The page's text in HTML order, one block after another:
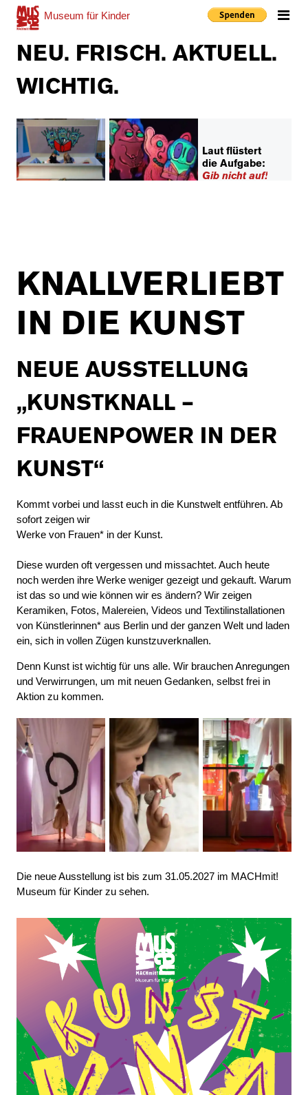
Museum für Kinder
NEU. FRISCH. AKTUELL.
WICHTIG.
Laut flüstert
die Aufgabe:
Gib nicht auf!
KNALLVERLIEBT
IN DIE KUNST
NEUE AUSSTELLUNG
„KUNSTKNALL –
FRAUENPOWER IN DER
KUNST“
Kommt vorbei und lasst euch in die Kunstwelt entführen. Ab
sofort zeigen wir
Werke von Frauen* in der Kunst.
Diese wurden oft vergessen und missachtet. Auch heute
noch werden ihre Werke weniger gezeigt und gekauft. Warum
ist das so und wie können wir es ändern? Wir zeigen
Keramiken, Fotos, Malereien, Videos und Textilinstallationen
von Künstlerinnen* aus Berlin und der ganzen Welt und laden
ein, sich in vollen Zügen kunstzuverknallen.
Denn Kunst ist wichtig für uns alle. Wir brauchen Anregungen
und Verwirrungen, um mit neuen Gedanken, selbst frei in
Aktion zu kommen.
Die neue Ausstellung ist bis zum 31.05.2027 im MACHmit!
Museum für Kinder zu sehen.